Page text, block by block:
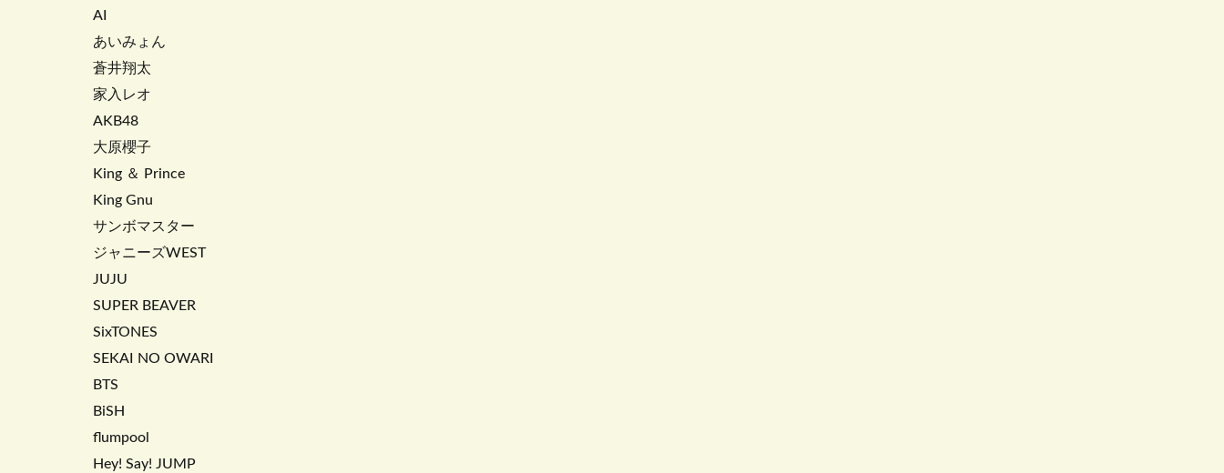
AI
あいみょん
蒼井翔太
家入レオ
AKB48
大原櫻子
King ＆ Prince
King Gnu
サンボマスター
ジャニーズWEST
JUJU
SUPER BEAVER
SixTONES
SEKAI NO OWARI
BTS
BiSH
flumpool
Hey! Say! JUMP